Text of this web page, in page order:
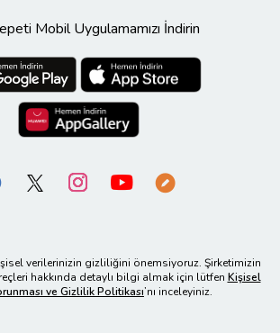
Mobil Uygulamamızı İndirin
verilerinizin gizliliğini önemsiyoruz. Şirketimizin
hakkında detaylı bilgi almak için lütfen Kişisel
ve Gizlilik Politikası’nı inceleyiniz.